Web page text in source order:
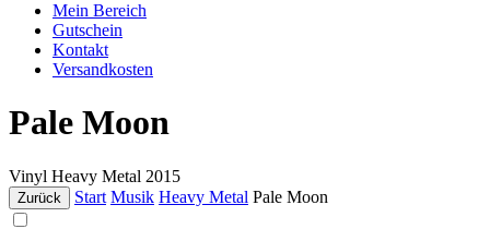
Mein Bereich
Gutschein
Kontakt
Versandkosten
Pale Moon
Vinyl Heavy Metal 2015
Zurück Start Musik Heavy Metal Pale Moon